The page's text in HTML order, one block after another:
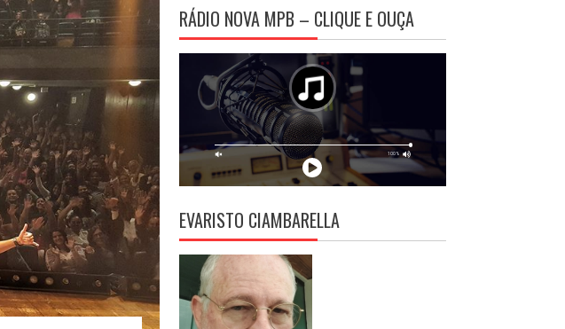
RÁDIO NOVA MPB – CLIQUE E OUÇA
EVARISTO CIAMBARELLA